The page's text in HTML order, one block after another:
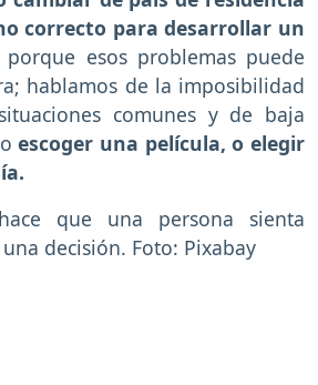
correcto para desarrollar un
porque esos problemas puede
hablamos de la imposibilidad
comunes y de baja
escoger una película, o elegir